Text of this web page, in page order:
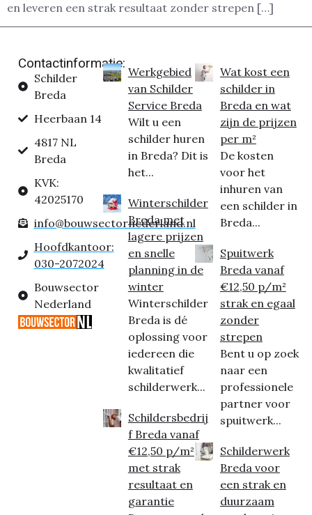
en leveren een strak resultaat zonder strepen […]
Contactinformatie:
Schilder
Breda
Heerbaan 14
4817 NL
Breda
KVK:
42025170
info@bouwsectornederland.nl
Hoofdkantoor:
030-2072024
Bouwsector
Nederland
Werkgebied
van Schilder
Service Breda
Wilt u een
schilder huren
in Breda? Dit is
het...
Winterschilder
Breda met
lagere prijzen
en snelle
planning in de
winter
Winterschilder
Breda is dé
oplossing voor
iedereen die
kwalitatief
schilderwerk...
Schildersbedrij
f Breda vanaf
€12,50 p/m²
met strak
resultaat en
garantie
Wat kost een
schilder in
Breda en wat
zijn de prijzen
per m²
De kosten
voor het
inhuren van
een schilder in
Breda...
Spuitwerk
Breda vanaf
€12,50 p/m²
strak en egaal
zonder
strepen
Bent u op zoek
naar een
professionele
partner voor
spuitwerk...
Schilderwerk
Breda voor
een strak en
duurzaam